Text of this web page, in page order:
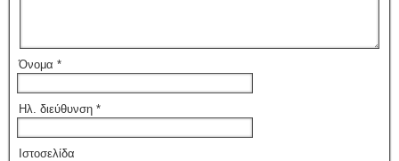
Όνομα *
Ηλ. διεύθυνση *
Ιστοσελίδα